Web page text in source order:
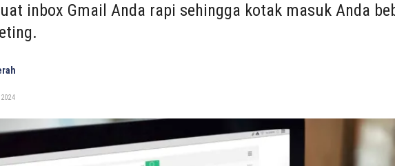
inbox Gmail Anda rapi sehingga kotak masuk Anda